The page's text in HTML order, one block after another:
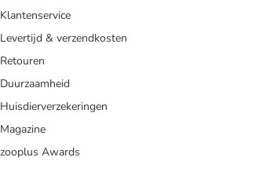
Klantenservice
Levertijd & verzendkosten
Retouren
Duurzaamheid
Huisdierverzekeringen
Magazine
zooplus Awards